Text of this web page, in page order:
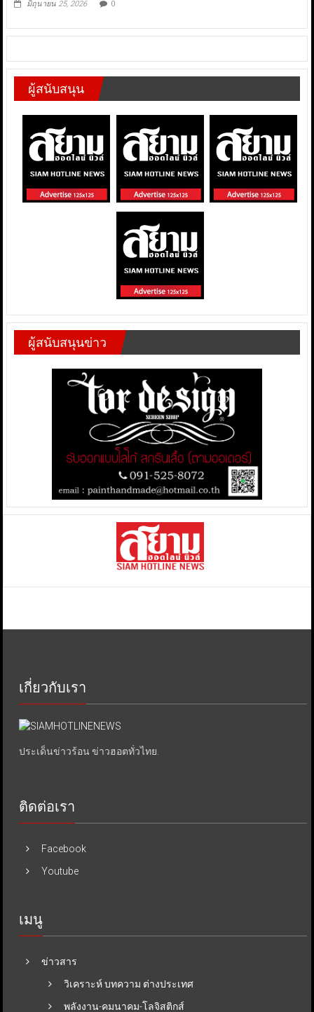
มิถุนายน 25, 2026 0
ผู้สนับสนุน
ผู้สนับสนุนข่าว
เกี่ยวกับเรา
ประเด็นข่าวร้อน ข่าวฮอตทั่วไทย.
ติดต่อเรา
Facebook
Youtube
เมนู
ข่าวสาร
วิเคราะห์ บทความ ต่างประเทศ
พลังงาน-คมนาคม-โลจิสติกส์